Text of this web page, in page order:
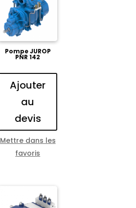
Pompe JUROP
PNR 142
Ajouter
au
devis
Mettre dans les
favoris